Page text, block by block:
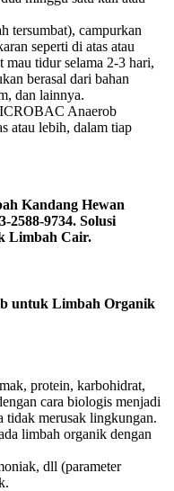
tersumbat), campurkan
seperti di atas atau
mau tidur selama 2-3 hari,
berasal dari bahan
dan lainnya.
Anaerob
atau lebih, dalam tiap
Kandang Hewan
2588-9734. Solusi
Limbah Cair.
untuk Limbah Organik
protein, karbohidrat,
cara biologis menjadi
tidak merusak lingkungan.
limbah organik dengan
dll (parameter